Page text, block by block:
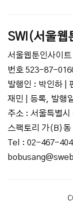
SWI(서울웹
서울웹툰인사이
번호 523-87-
발행인 : 박인하 |
재민 | 등록, 발행
주소 : 서울특별시
스팩토리 가(B)동
Tel : 02-467-